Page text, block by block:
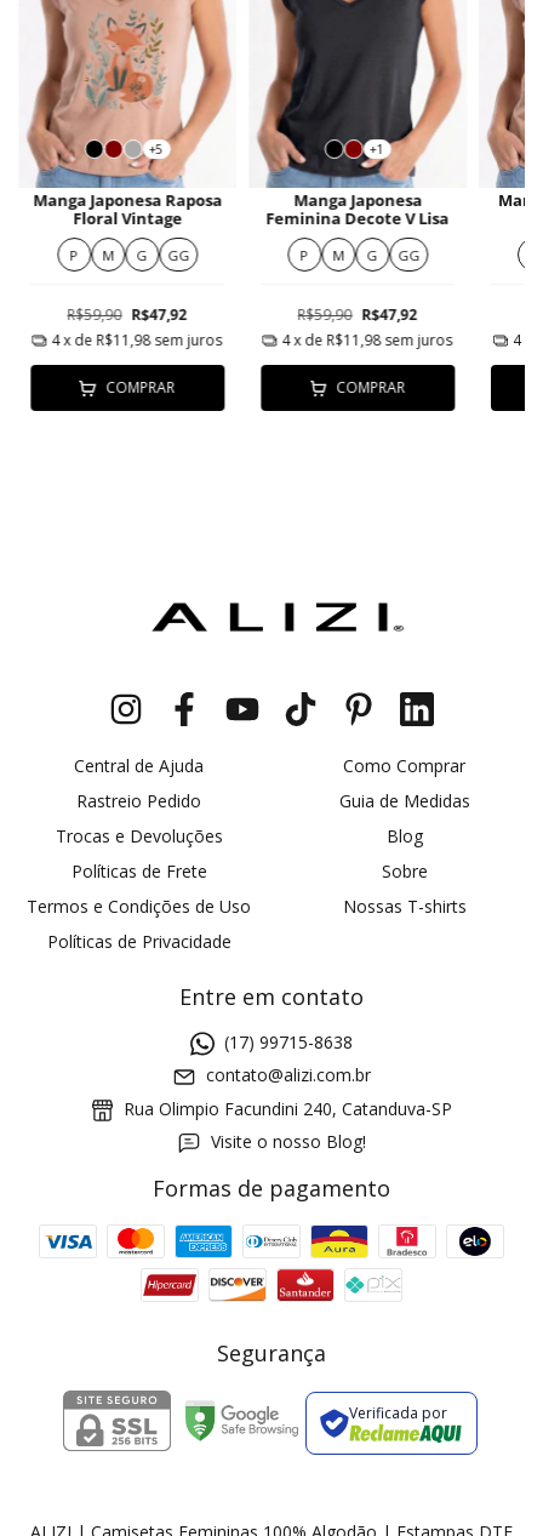
+5
Manga Japonesa Raposa
Floral Vintage
P M G GG
R$59,90 R$47,92
4x de R$11,98 sem juros
COMPRAR
+1
Manga Japonesa
Feminina Decote V Lisa
P M G GG
R$59,90 R$47,92
4x de R$11,98sem juros
COMPRAR
4
Central de Ajuda
Rastreio Pedido
Trocas e Devoluções
Políticas de Frete
Termos e Condições de Uso
Políticas de Privacidade
Como Comprar
Guia de Medidas
Blog
Sobre
Nossas T-shirts
Entre em contato
(17) 99715-8638
contato@alizi.com.br
Rua Olimpio Facundini 240, Catanduva-SP
Visite o nosso Blog!
Formas de pagamento
Segurança
Verificada por
Cupom 1a compra: GANHE5
2 pecas 7% OFF